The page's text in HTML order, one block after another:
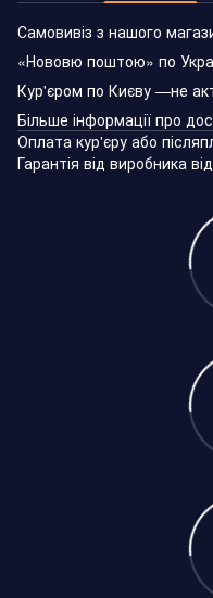
Самовивіз з нашого
«Нововю поштою» по
Кур'єром по Києву —не
Більше інформації про
Оплата кур'єру або
Гарантія від виробника